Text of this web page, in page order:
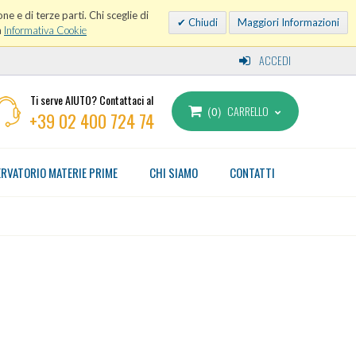
e di terze parti. Chi sceglie di
Informativa Cookie
Chiudi Maggiori Informazioni
ACCEDI
Ti serve AIUTO? Contattaci al
+39 02 400 724 74 0 CARRELLO
CONTATTI
CHI SIAMO
MATERIE PRIME